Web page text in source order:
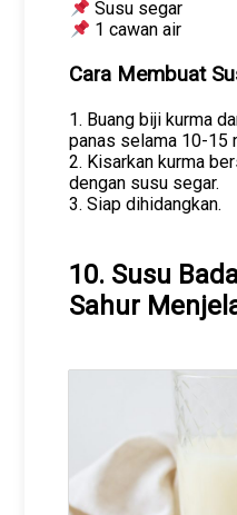
Susu segar
1 cawan air
Cara Membuat
1. Buang biji kurma
panas selama 10-15
2. Kisarkan kurma
dengan susu segar.
3. Siap dihidangkan.
10. Susu
Sahur